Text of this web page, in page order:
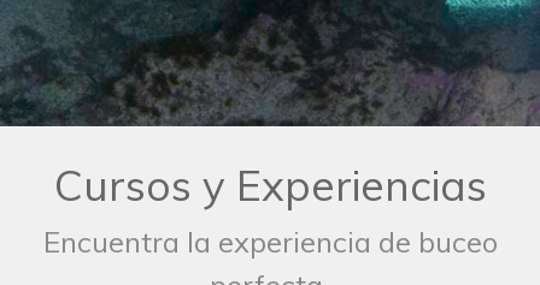
Cursos y Experiencias
Encuentra la experiencia de buceo